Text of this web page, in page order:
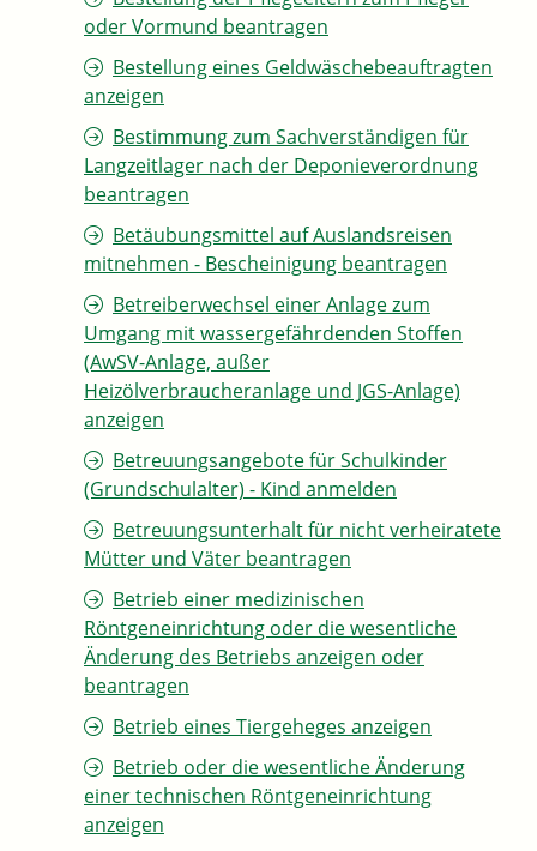
oder Vormund beantragen
Bestellung eines Geldwäschebeauftragten
anzeigen
Bestimmung zum Sachverständigen für
Langzeitlager nach der Deponieverordnung
beantragen
Betäubungsmittel auf Auslandsreisen
mitnehmen - Bescheinigung beantragen
Betreiberwechsel einer Anlage zum
Umgang mit wassergefährdenden Stoffen
(AwSV-Anlage, außer
Heizölverbraucheranlage und JGS-Anlage)
anzeigen
Betreuungsangebote für Schulkinder
(Grundschulalter) - Kind anmelden
Betreuungsunterhalt für nicht verheiratete
Mütter und Väter beantragen
Betrieb einer medizinischen
Röntgeneinrichtung oder die wesentliche
Änderung des Betriebs anzeigen oder
beantragen
Betrieb eines Tiergeheges anzeigen
Betrieb oder die wesentliche Änderung
einer technischen Röntgeneinrichtung
anzeigen